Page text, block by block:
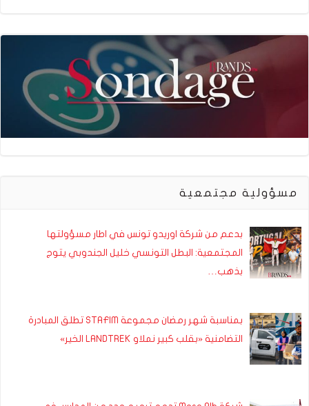
مسؤولية مجتمعية
بدعم من شركة اوريدو تونس في اطار مسؤولتها
المجتمعية: البطل التونسي خليل الجندوبي يتوج
بذهب…
بمناسبة شهر رمضان مجموعة STAFIM تطلق المبادرة
التضامنية «بقلب كبير نملاو LANDTREK الخير»